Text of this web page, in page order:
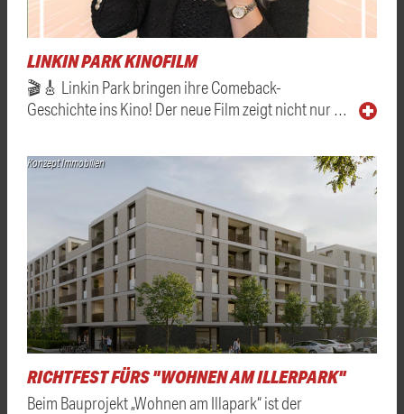
LINKIN PARK KINOFILM
🎬🎸 Linkin Park bringen ihre Comeback-
Geschichte ins Kino! Der neue Film zeigt nicht nur …
Konzept Immobilien
RICHTFEST FÜRS "WOHNEN AM ILLERPARK"
Beim Bauprojekt „Wohnen am Illapark“ ist der